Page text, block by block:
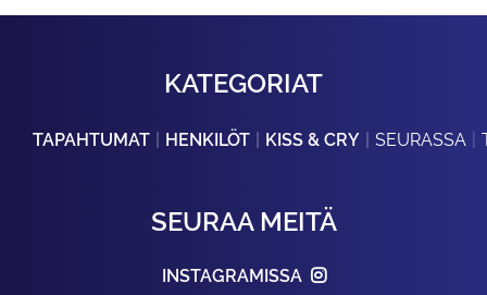
KATEGORIAT
TAPAHTUMAT HENKILÖT KISS & CRY SEURASSA
SEURAA MEITÄ
INSTAGRAMISSA